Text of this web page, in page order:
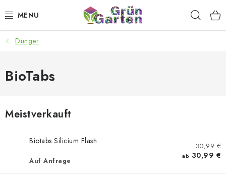
Inhalt
ANGEBOTE
LED PFLANZENLAMPEN
SMARTER GARTEN
Dünger
BioTabs
Meistverkauft
Biotabs Silicium Flash
Auf Anfrage
30,99 €
ab 30,99 €